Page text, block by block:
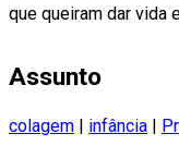
que queiram dar vida
Assunto
colagem | infância |